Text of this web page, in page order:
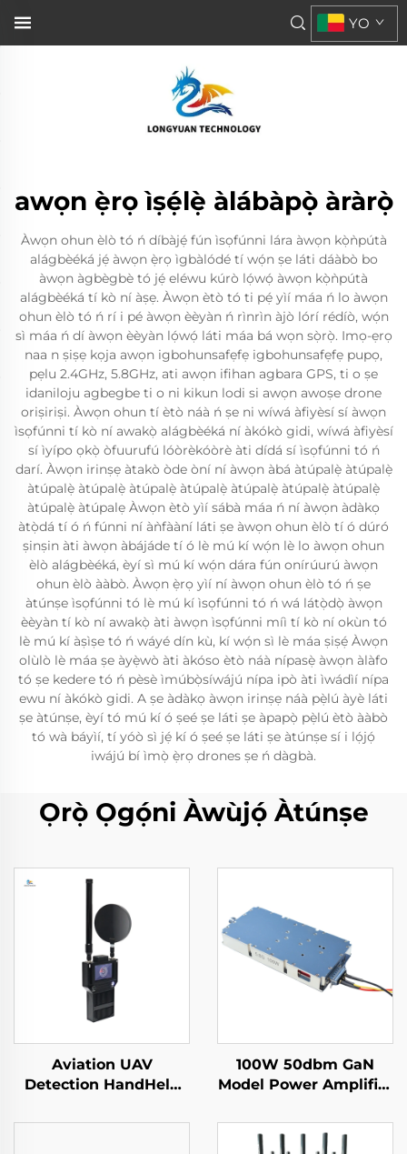
YO
awọn ẹ̀rọ ìṣẹ́lẹ̀ àlábàpọ̀ àràrọ̀
Àwọn ohun èlò tó ń díbàjẹ́ fún ìsọfúnni lára àwọn kọ̀ǹpútà
alágbèéká jẹ́ àwọn ẹ̀rọ ìgbàlódé tí wọ́n ṣe láti dáàbò bo
àwọn àgbègbè tó jẹ́ eléwu kúrò lọ́wọ́ àwọn kọ̀ǹpútà
alágbèéká tí kò ní àṣẹ. Àwọn ètò tó ti pẹ́ yìí máa ń lo àwọn
ohun èlò tó ń rí i pé àwọn èèyàn ń rìnrìn àjò lórí rédíò, wọ́n
sì máa ń dí àwọn èèyàn lọ́wọ́ láti máa bá wọn sọ̀rọ̀. Imọ-ẹrọ
naa n ṣiṣẹ kọja awọn igbohunsafẹfẹ igbohunsafẹfẹ pupọ,
pẹlu 2.4GHz, 5.8GHz, ati awọn ifihan agbara GPS, ti o ṣe
idaniloju agbegbe ti o ni kikun lodi si awọn awoṣe drone
oriṣiriṣi. Àwọn ohun tí ètò náà ń ṣe ni wíwá àfiyèsí sí àwọn
ìsọfúnni tí kò ní awakọ̀ alágbèéká ní àkókò gidi, wíwá àfiyèsí
sí ìyípo ọkọ̀ òfuurufú lóòrèkóòrè àti dídá sí ìsọfúnni tó ń
darí. Àwọn irinṣẹ àtakò òde òní ní àwọn àbá àtúpalẹ̀ àtúpalẹ̀
àtúpalẹ̀ àtúpalẹ̀ àtúpalẹ̀ àtúpalẹ̀ àtúpalẹ̀ àtúpalẹ̀ àtúpalẹ̀
àtúpalẹ̀ àtúpalẹ Àwọn ètò yìí sábà máa ń ní àwọn àdàkọ
àtọ̀dá tí ó ń fúnni ní àǹfààní láti ṣe àwọn ohun èlò tí ó dúró
ṣinṣin àti àwọn àbájáde tí ó lè mú kí wọ́n lè lo àwọn ohun
èlò alágbèéká, èyí sì mú kí wọ́n dára fún onírúurú àwọn
ohun èlò ààbò. Àwọn ẹ̀rọ yìí ní àwọn ohun èlò tó ń ṣe
àtúnṣe ìsọfúnni tó lè mú kí ìsọfúnni tó ń wá látọ̀dọ̀ àwọn
èèyàn tí kò ní awakọ̀ àti àwọn ìsọfúnni míì tí kò ní okùn tó
lè mú kí àṣìṣe tó ń wáyé dín kù, kí wọ́n sì lè máa ṣiṣẹ́ Àwọn
olùlò lè máa ṣe àyẹ̀wò àti àkóso ètò náà nípasẹ̀ àwọn àlàfo
tó ṣe kedere tó ń pèsè ìmúbọ̀síwájú nípa ipò àti ìwádìí nípa
ewu ní àkókò gidi. A ṣe àdàkọ àwọn irinṣẹ náà pẹ̀lú àyè láti
ṣe àtúnṣe, èyí tó mú kí ó ṣeé ṣe láti ṣe àpapọ̀ pẹ̀lú ètò ààbò
tó wà báyìí, tí yóò sì jẹ́ kí ó ṣeé ṣe láti ṣe àtúnṣe sí i lọ́jọ́
iwájú bí ìmọ̀ ẹ̀rọ drones ṣe ń dàgbà.
Ọrọ̀ Ọgọ́ni Àwùjọ́ Àtúnṣe
Aviation UAV
Detection HandHeld
Solutions Against
100W 50dbm GaN
Model Power Amplifier
Counter Drone Module
5.2/5.8G Sufficient RF